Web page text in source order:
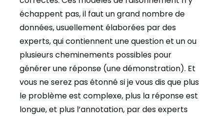
échappent pas, il faut un grand nombre de
données, usuellement élaborées par des
experts, qui contiennent une question et un ou
plusieurs cheminements possibles pour
générer une réponse (une démonstration). Et
vous ne serez pas étonné si je vous dis que plus
le problème est complexe, plus la réponse est
longue, et plus l’annotation, par des experts